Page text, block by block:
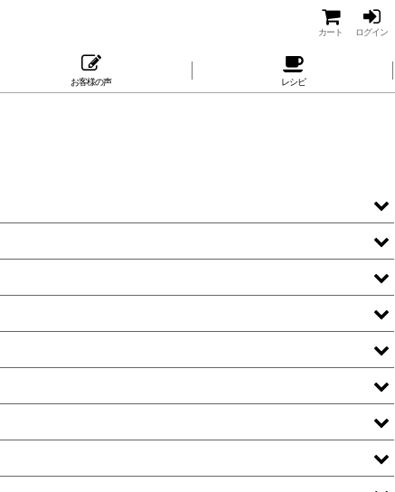
カート ログイン
お客様の声 レシピ